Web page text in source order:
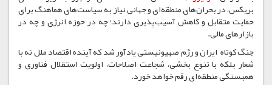
بریکس، در بحران‌های منطقه‌ای و جهانی نیاز به سیاست‌های هماهنگ برای
حمایت متقابل و کاهش آسیب‌پذیری دارند؛ چه در حوزه انرژی و چه در
بازارهای مالی.
جنگ کوتاه ایران و رژِم صهیونیستی یادآور شد که آینده اقتصاد ملل نه با
شعار بلکه با تنوع بخشی، شجاعت اصلاحات، اولویت استقلال فناوری و
همبستگی منطقه‌ای رقم خواهد خورد.